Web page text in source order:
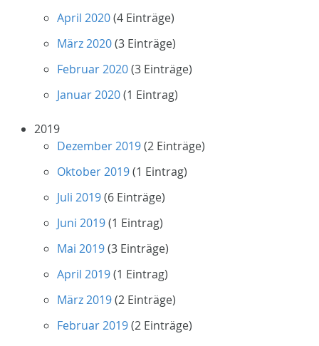
April 2020(4 Einträge)
März 2020(3 Einträge)
Februar 2020(3 Einträge)
Januar 2020(1 Eintrag)
2019
Dezember 2019(2 Einträge)
Oktober 2019(1 Eintrag)
Juli 2019(6 Einträge)
Juni 2019(1 Eintrag)
Mai 2019(3 Einträge)
April 2019(1 Eintrag)
März 2019(2 Einträge)
Februar 2019(2 Einträge)